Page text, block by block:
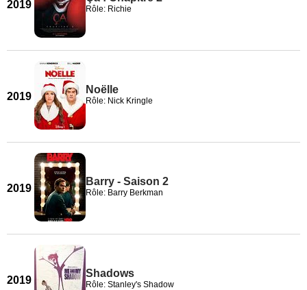
2019 Rôle: Richie
2019
Noëlle
Rôle: Nick Kringle
2019
Barry - Saison 2
Rôle: Barry Berkman
2019
Shadows
Rôle: Stanley's Shadow